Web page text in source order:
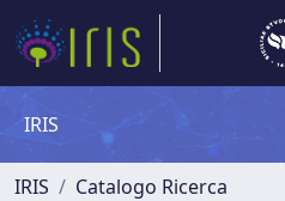
IRIS
IRIS
Catalogo Ricerca